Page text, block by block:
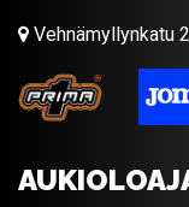
Vehnämyllynkatu